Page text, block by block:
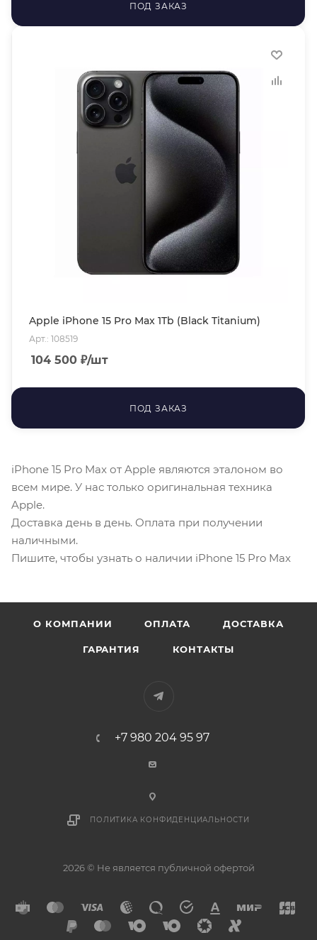
ПОД ЗАКАЗ
Apple iPhone 15 Pro Max 1Tb (Black Titanium)
Арт.: 108519
104 500 ₽/шт
ПОД ЗАКАЗ
iPhone 15 Pro Max от Apple являются эталоном во
всем мире. У нас только оригинальная техника
Apple.
Доставка день в день. Оплата при получении
наличными.
Пишите, чтобы узнать о наличии iPhone 15 Pro Max
О КОМПАНИИ ОПЛАТА ДОСТАВКА
ГАРАНТИЯ КОНТАКТЫ
+7 980 204 95 97
ПОЛИТИКА КОНФИДЕНЦИАЛЬНОСТИ
2026 © Не является публичной офертой